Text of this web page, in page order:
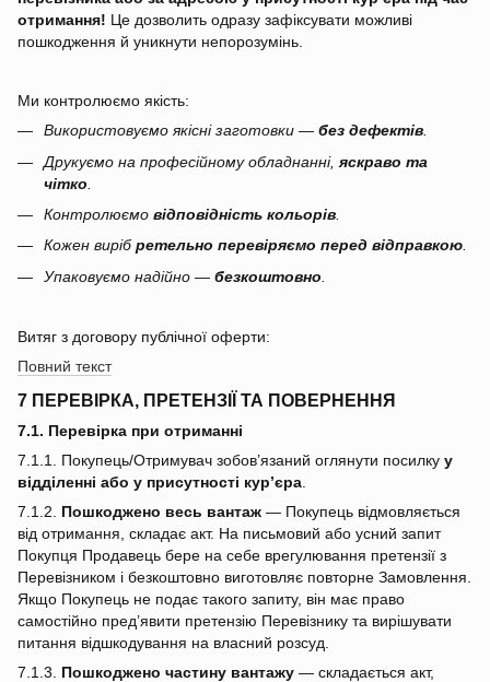
отримання! Це дозволить одразу зафіксувати можливі
пошкодження й уникнути непорозумінь.
Ми контролюємо якість:
Використовуємо якісні заготовки — без дефектів
Друкуємо на професійному обладнанні, яскраво та
чітко
Контролюємо відповідність кольорів
Кожен вирібретельно перевіряємо перед відправкою.
Упаковуємо надійно — безкоштовно
Витяг з договору публічної оферти:
Повний текст
7 ПЕРЕВІРКА, ПРЕТЕНЗІЇ ТА ПОВЕРНЕННЯ
7.1. Перевірка при отриманні
7.1.1. Покупець/Отримувач зобов’язаний оглянути посилку у
відділенні або у присутності кур’єра
7.1.2. Пошкоджено весь вантаж — Покупець відмовляється
від отримання, складає акт. На письмовий або усний запит
Покупця Продавець бере на себе врегулювання претензії з
Перевізником і безкоштовно виготовляє повторне Замовлення.
Якщо Покупець не подає такого запиту, він має право
самостійно пред’явити претензію Перевізнику та вирішувати
питання відшкодування на власний розсуд.
7.1.3. Пошкоджено частину вантажу — складається акт,